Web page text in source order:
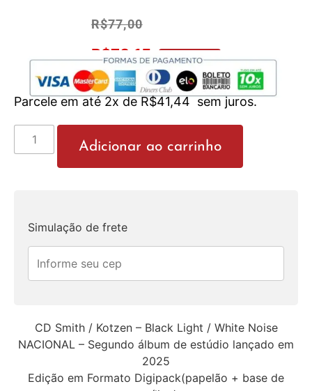
R$77,00
R$73,15 No Pix 5% OFF
Parcele em até 2x deR$41,44 sem juros.
Adicionar ao carrinho
Simulação de frete
CD Smith / Kotzen – Black Light / White Noise
NACIONAL – Segundo álbum de estúdio lançado em
2025
Edição em Formato Digipack(papelão + base de